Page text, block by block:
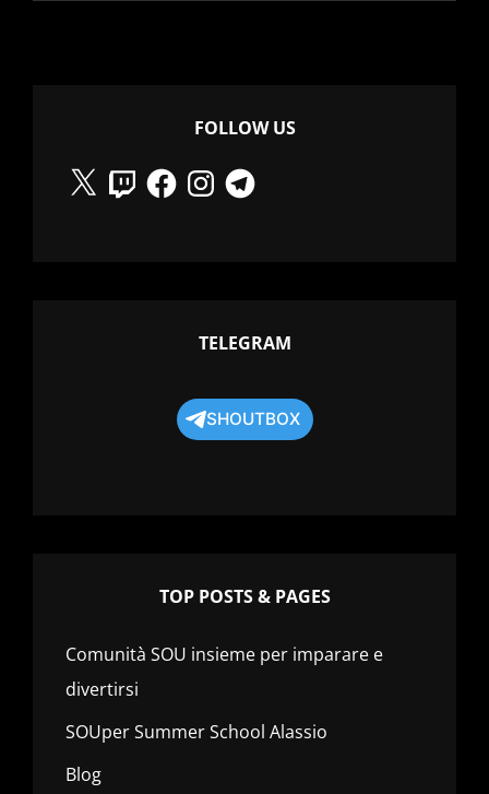
FOLLOW US
X
TwitchFacebookInstagramTelegram
TELEGRAM
SHOUTBOX
TOP POSTS & PAGES
Comunità SOU insieme per imparare e
divertirsi
SOUper Summer School Alassio
Blog